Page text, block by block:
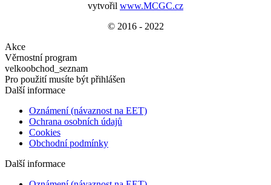
vytvořil www.MCGC.cz
© 2016 - 2022
Akce
Věrnostní program
velkoobchod_seznam
Pro použití musíte být přihlášen
Další informace
Oznámení (návaznost na EET)
Ochrana osobních údajů
Cookies
Obchodní podmínky
Další informace